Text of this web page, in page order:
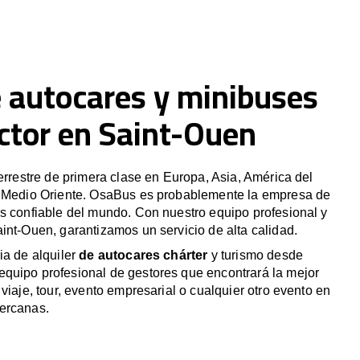
y minibuses
en Saint-Ouen
de primera clase en Europa, Asia, América del
Oriente. OsaBus es probablemente la empresa de
confiable del mundo. Con nuestro equipo profesional y
Ouen, garantizamos un servicio de alta calidad.
de alquilerde autocares chárter y turismo desde
profesional de gestores que encontrará la mejor
tour, evento empresarial o cualquier otro evento en